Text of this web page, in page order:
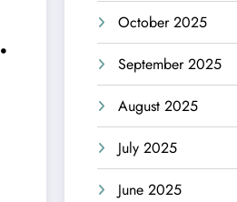
October 2025
September 2025
August 2025
July 2025
June 2025